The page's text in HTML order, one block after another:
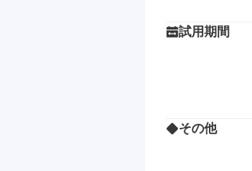
試用期間
その他